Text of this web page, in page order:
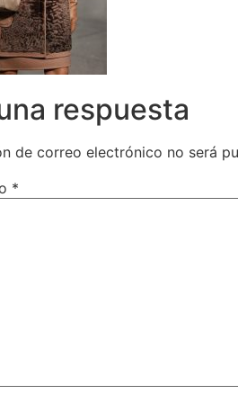
respuesta
de correo electrónico no será
*